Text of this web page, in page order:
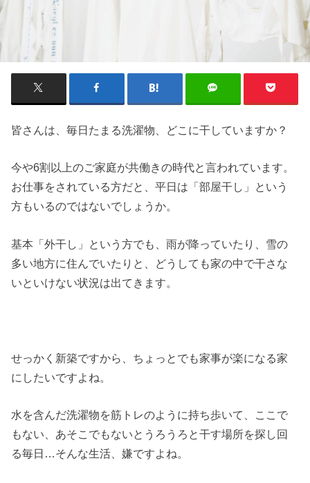
皆さんは、毎日たまる洗濯物、どこに干していますか？
今や6割以上のご家庭が共働きの時代と言われています。
お仕事をされている方だと、平日は「部屋干し」という
方もいるのではないでしょうか。
基本「外干し」という方でも、雨が降っていたり、雪の
多い地方に住んでいたりと、どうしても家の中で干さな
いといけない状況は出てきます。
せっかく新築ですから、ちょっとでも家事が楽になる家
にしたいですよね。
水を含んだ洗濯物を筋トレのように持ち歩いて、ここで
もない、あそこでもないとうろうろと干す場所を探し回
る毎日…そんな生活、嫌ですよね。